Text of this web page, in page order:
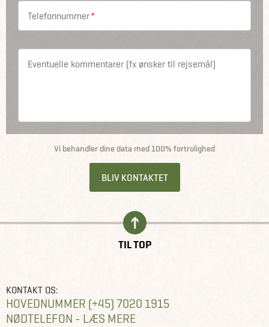
Telefonnummer*
Eventuelle kommentarer (fx ønsker til rejsemål)
Vi behandler dine data med 100% fortrolighed
BLIV KONTAKTET
TIL TOP
KONTAKT OS:
HOVEDNUMMER (+45) 7020 1915
NØDTELEFON - LÆS MERE